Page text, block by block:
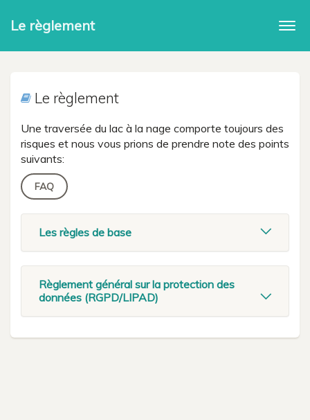
Le règlement
Le règlement
Une traversée du lac à la nage comporte toujours des
risques et nous vous prions de prendre note des points
suivants:
FAQ
Les règles de base
Règlement général sur la protection des
données (RGPD/LIPAD)